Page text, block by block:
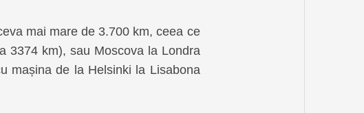
mai mare de 3.700 km, ceea ce
3374 km), sau Moscova la Londra
mașina de la Helsinki la Lisabona